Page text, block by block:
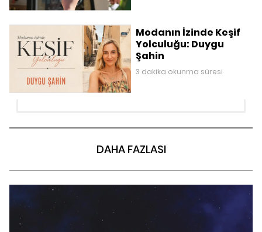
Modanın İzinde Keşif
Yolculuğu: Duygu
Şahin
3 dakika okunma süresi
DAHA FAZLASI